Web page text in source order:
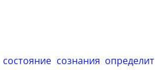
сознания определит